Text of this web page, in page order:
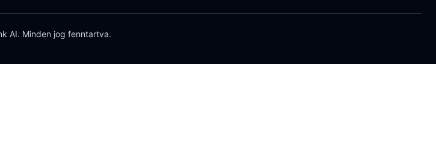
AI. Minden jog fenntartva.